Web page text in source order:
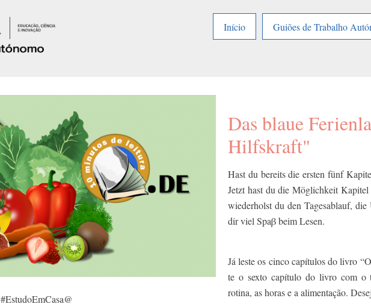
Início
Guiões de Trabalho
#EstudoEmCasa@
Das blaue
Hilfskraft"
Hast du bereits die ersten fünf
Jetzt hast du die Möglichkeit
wiederholst du den Tagesablauf,
dir viel Spaβ beim Lesen.
Já leste os cinco capítulos do livro
te o sexto capítulo do livro com o
rotina, as horas e a alimentação.